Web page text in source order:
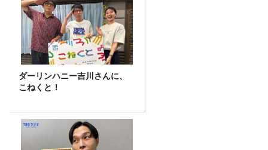
ダーリンハニー吉川さんに、
こねくと！